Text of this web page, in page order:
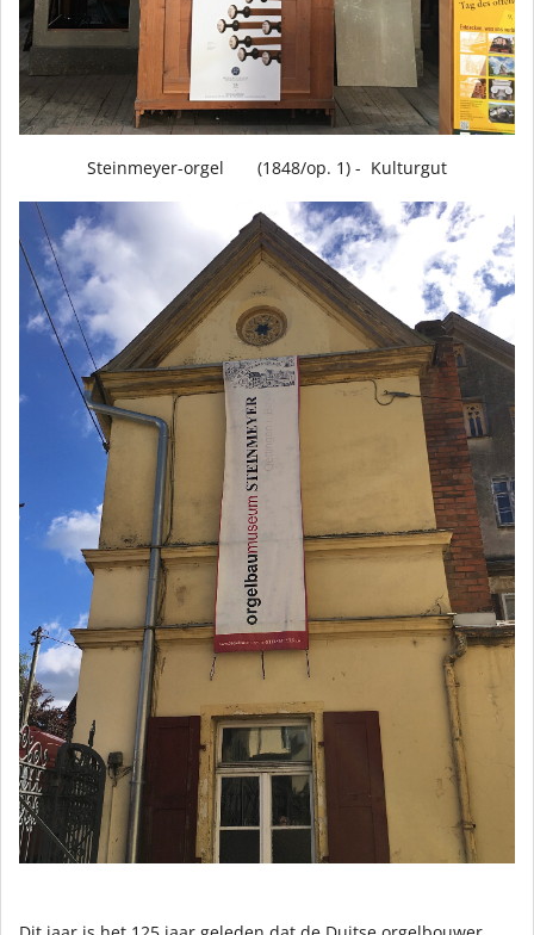
Steinmeyer-orgel (1848/op. 1) - Kulturgut